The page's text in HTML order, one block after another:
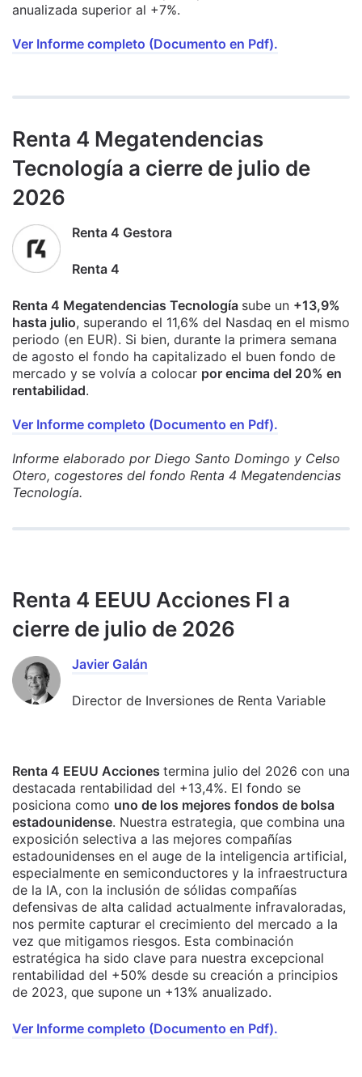
anualizada superior al +7%.
Ver Informe completo (Documento en Pdf).
Renta 4 Megatendencias
Tecnología a cierre de julio de
2026
Renta 4 Gestora
Renta 4
Renta 4 Megatendencias Tecnología sube un +13,9%
hasta julio, superando el 11,6% del Nasdaq en el mismo
periodo (en EUR). Si bien, durante la primera semana
de agosto el fondo ha capitalizado el buen fondo de
mercado y se volvía a colocar por encima del 20% en
rentabilidad.
Ver Informe completo (Documento en Pdf).
Informe elaborado por Diego Santo Domingo y Celso
Otero, cogestores del fondo Renta 4 Megatendencias
Tecnología.
Renta 4 EEUU Acciones FI a
cierre de julio de 2026
Javier Galán
Director de Inversiones de Renta Variable
Renta 4 EEUU Acciones termina julio del 2026 con una
destacada rentabilidad del +13,4%. El fondo se
posiciona como uno de los mejores fondos de bolsa
estadounidense. Nuestra estrategia, que combina una
exposición selectiva a las mejores compañías
estadounidenses en el auge de la inteligencia artificial,
especialmente en semiconductores y la infraestructura
de la IA, con la inclusión de sólidas compañías
defensivas de alta calidad actualmente infravaloradas,
nos permite capturar el crecimiento del mercado a la
vez que mitigamos riesgos. Esta combinación
estratégica ha sido clave para nuestra excepcional
rentabilidad del +50% desde su creación a principios
de 2023, que supone un +13% anualizado.
Ver Informe completo (Documento en Pdf).